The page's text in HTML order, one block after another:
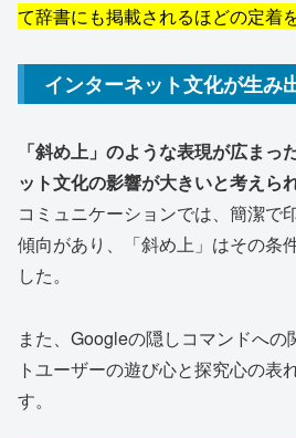
て辞書にも掲載されるほどの定着
インターネット文化が生み
「斜め上」のような表現が広まっ
ット文化の影響が大きいと考えら
コミュニケーションでは、簡潔で
傾向があり、「斜め上」はその条
した。
また、Googleの隠しコマンドへの
トユーザーの遊び心と探究心の表
す。